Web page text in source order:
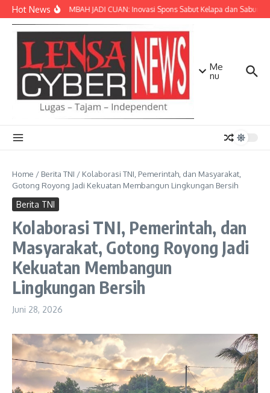
Lewati ke konten
Hot NewsSULAP LIMBAH JADI CUAN: Inovasi Spons Sabut Kelapa dan Sabun
Me
nu
Home / Berita TNI / Kolaborasi TNI, Pemerintah, dan Masyarakat,
Gotong Royong Jadi Kekuatan Membangun Lingkungan Bersih
Berita TNI
Kolaborasi TNI, Pemerintah, dan
Masyarakat, Gotong Royong Jadi
Kekuatan Membangun
Lingkungan Bersih
Juni 28, 2026